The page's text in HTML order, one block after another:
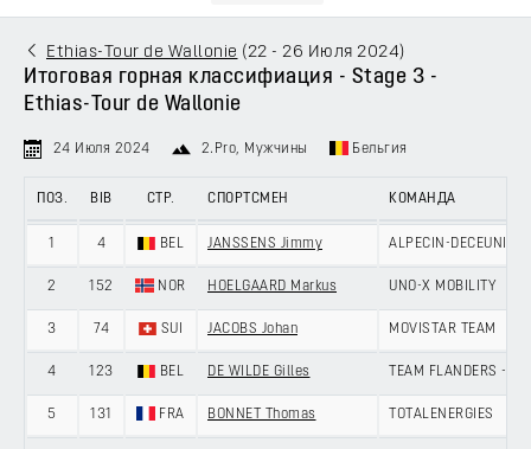
Ethias-Tour de Wallonie (22 - 26 Июля 2024)
Итоговая горная классифиация - Stage 3 -
Ethias-Tour de Wallonie
24 Июля 2024 2.Pro, Мужчины Бельгия
ПОЗ. BIB СТР. СПОРТСМЕН КОМАНДА
1 4 BEL JANSSENS Jimmy ALPECIN-
2 152 NOR HOELGAARD Markus UNO-X MOBILITY
3 74 SUI JACOBS Johan MOVISTAR TEAM
4 123 BEL DE WILDE Gilles TEAM FLANDERS -
5 131 FRA BONNET Thomas TOTALENERGIES